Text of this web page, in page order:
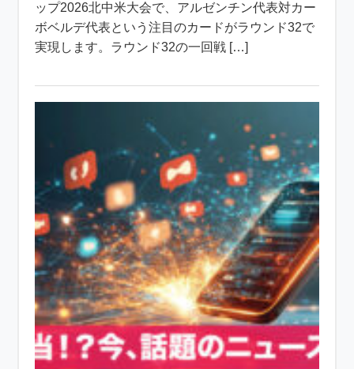
ップ2026北中米大会で、アルゼンチン代表対カー
ボベルデ代表という注目のカードがラウンド32で
実現します。ラウンド32の一回戦 […]